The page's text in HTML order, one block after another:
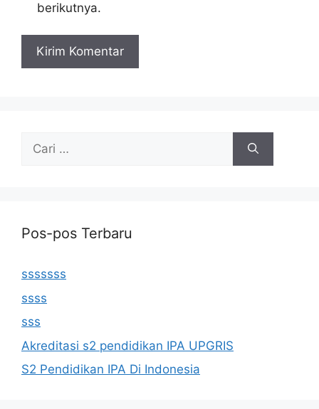
berikutnya.
Cari
Pos-pos Terbaru
sssssss
ssss
sss
Akreditasi s2 pendidikan IPA UPGRIS
S2 Pendidikan IPA Di Indonesia